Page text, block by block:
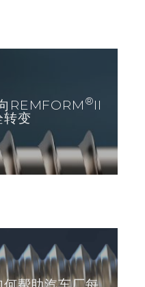
REMFORM ®II
转变